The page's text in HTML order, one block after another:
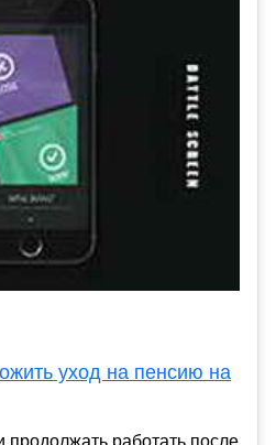
уход на пенсию на
продолжать работать после